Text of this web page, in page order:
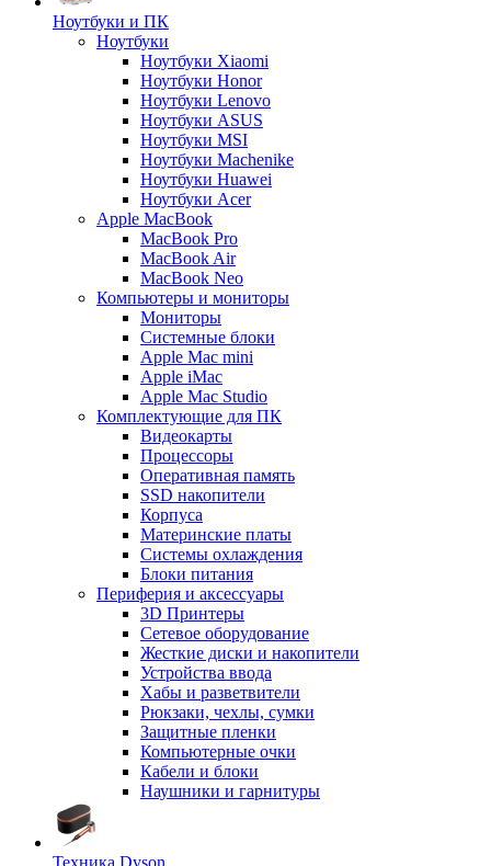
Ноутбуки и ПК
Ноутбуки
Ноутбуки Xiaomi
Ноутбуки Honor
Ноутбуки Lenovo
Ноутбуки ASUS
Ноутбуки MSI
Ноутбуки Machenike
Ноутбуки Huawei
Ноутбуки Acer
Apple MacBook
MacBook Pro
MacBook Air
MacBook Neo
Компьютеры и мониторы
Мониторы
Системные блоки
Apple Mac mini
Apple iMac
Apple Mac Studio
Комплектующие для ПК
Видеокарты
Процессоры
Оперативная память
SSD накопители
Корпуса
Материнские платы
Системы охлаждения
Блоки питания
Периферия и аксессуары
3D Принтеры
Сетевое оборудование
Жесткие диски и накопители
Устройства ввода
Хабы и разветвители
Рюкзаки, чехлы, сумки
Защитные пленки
Компьютерные очки
Кабели и блоки
Наушники и гарнитуры
Техника Dyson